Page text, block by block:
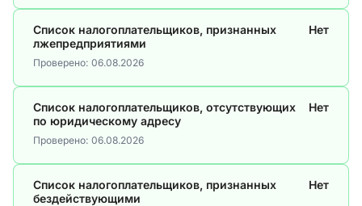
Список налогоплательщиков, признанных
лжепредприятиями
Нет
Проверено: 06.08.2026
Список налогоплательщиков, отсутствующих
по юридическому адресу
Нет
Проверено: 06.08.2026
Список налогоплательщиков, признанных
бездействующими
Нет